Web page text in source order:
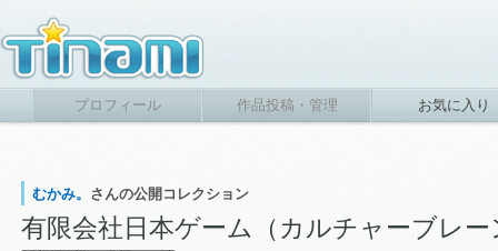
プロフィール 作品投稿・管理 お気に入り
むかみ。 さんの公開コレクション
有限会社日本ゲーム（カルチャーブレー